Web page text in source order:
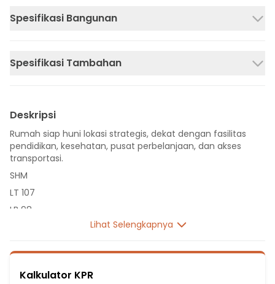
Spesifikasi Bangunan
Spesifikasi Tambahan
Deskripsi
Rumah siap huni lokasi strategis, dekat dengan fasilitas
pendidikan, kesehatan, pusat perbelanjaan, dan akses
transportasi.
SHM
LT 107
LB 98
Listrik 2200 VA
Lihat Selengkapnya
Kalkulator KPR